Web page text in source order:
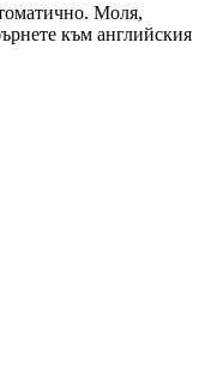
Моля,
към английския